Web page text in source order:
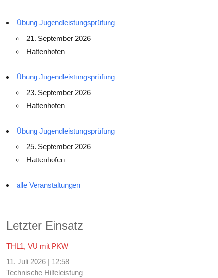
Übung Jugendleistungsprüfung
21. September 2026
Hattenhofen
Übung Jugendleistungsprüfung
23. September 2026
Hattenhofen
Übung Jugendleistungsprüfung
25. September 2026
Hattenhofen
alle Veranstaltungen
Letzter Einsatz
THL1, VU mit PKW
11. Juli 2026 | 12:58
Technische Hilfeleistung